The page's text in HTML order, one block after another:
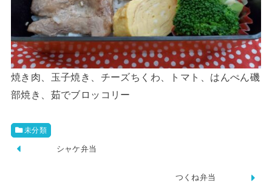
焼き肉、玉子焼き、チーズちくわ、トマト、はんぺん磯
部焼き、茹でブロッコリー
未分類
シャケ弁当
つくね弁当